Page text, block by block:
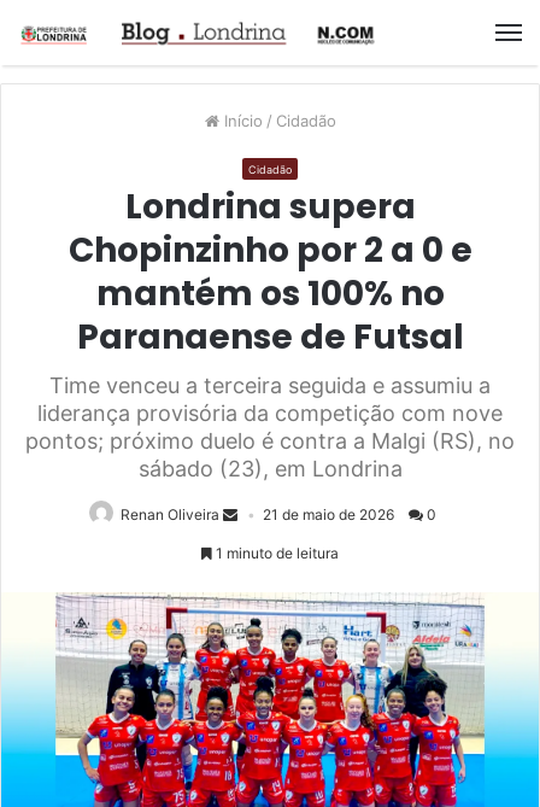
Início / Cidadão
Cidadão
Londrina supera
Chopinzinho por 2 a 0 e
mantém os 100% no
Paranaense de Futsal
Time venceu a terceira seguida e assumiu a
liderança provisória da competição com nove
pontos; próximo duelo é contra a Malgi (RS), no
sábado (23), em Londrina
Renan Oliveira 21 de maio de 2026 0
1 minuto de leitura